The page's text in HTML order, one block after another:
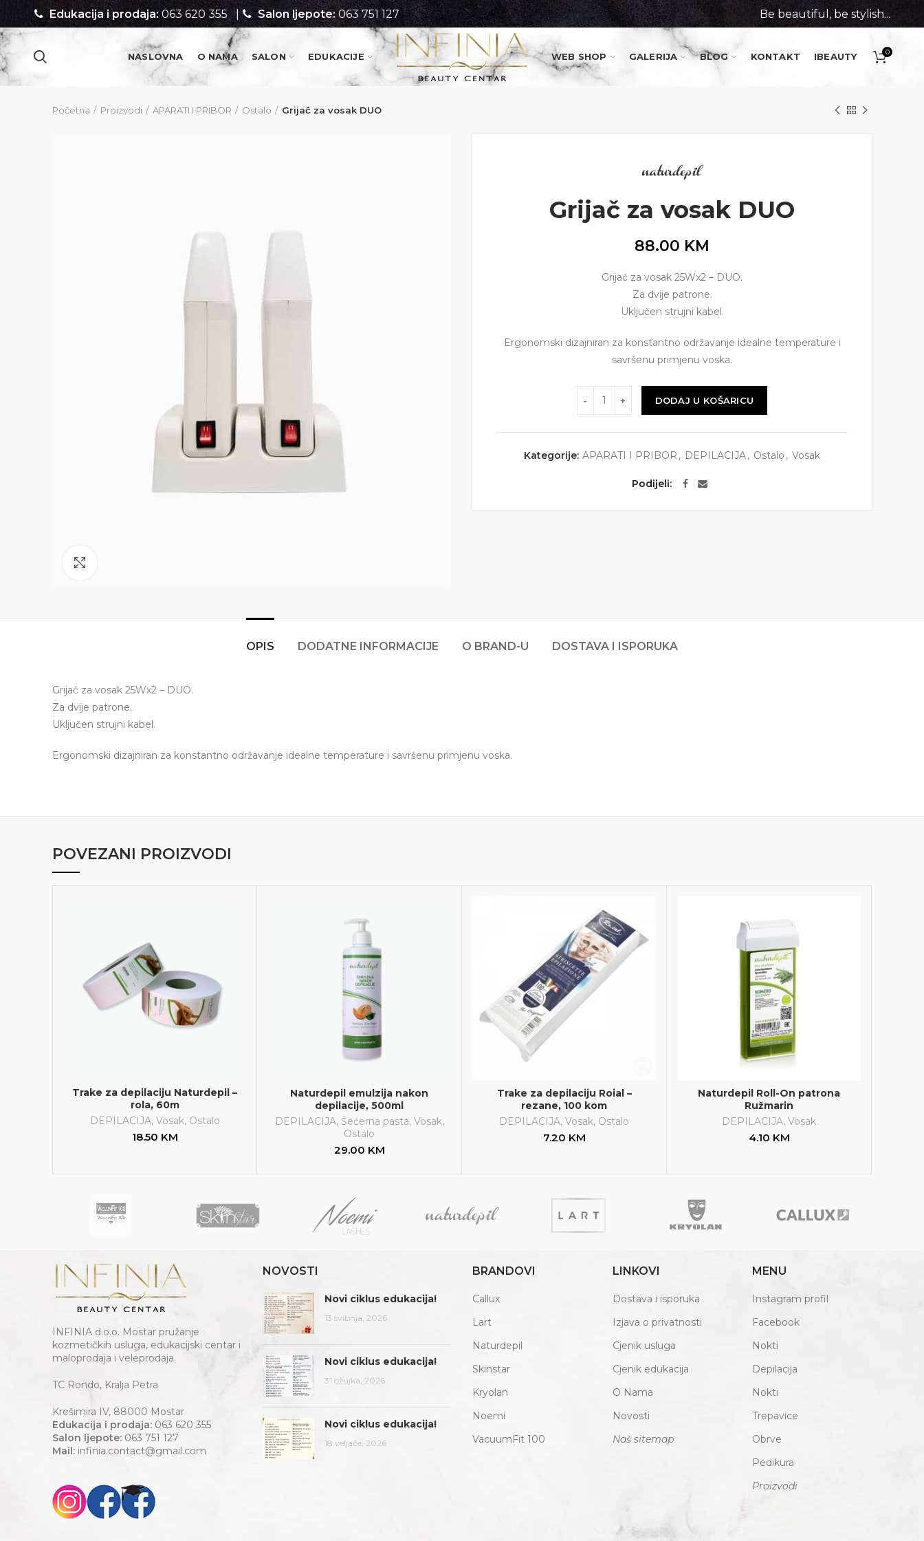
Edukacija i prodaja: 063 620 355 | Salon ljepote: 063 751 127 Be beautiful, be stylish...
NASLOVNA O NAMA SALON EDUKACIJE WEB SHOP GALERIJA BLOG KONTAKT IBEAUTY 0
Početna Proizvodi APARATI I PRIBOR Ostalo Grijač za vosak DUO
Grijač za vosak DUO
88.00 KM
Grijač za vosak 25Wx2 – DUO.
Za dvije patrone.
Uključen strujni kabel.
Ergonomski dizajniran za konstantno održavanje idealne temperature i
savršenu primjenu voska.
DODAJ U KOŠARICU
Kategorije: APARATI I PRIBOR , DEPILACIJA, Ostalo , Vosak
Podijeli
OPIS DODATNE INFORMACIJE O BRAND-U DOSTAVA I ISPORUKA
Grijač za vosak 25Wx2 – DUO.
Za dvije patrone.
Uključen strujni kabel.
Ergonomski dizajniran za konstantno održavanje idealne temperature i savršenu primjenu voska.
POVEZANI PROIZVODI
Trake za depilaciju Naturdepil –
rola, 60m
DEPILACIJA, Vosak, Ostalo
18.50 KM
Naturdepil emulzija nakon
depilacije, 500ml
DEPILACIJA, Šećerna pasta, Vosak,
Ostalo
29.00 KM
Trake za depilaciju Roial –
rezane, 100 kom
DEPILACIJA, Vosak, Ostalo
7.20 KM
Naturdepil Roll-On patrona
Ružmarin
DEPILACIJA, Vosak
4.10 KM
INFINIA d.o.o. Mostar pružanje
kozmetičkih usluga, edukacijski centar i
maloprodaja i veleprodaja.
TC Rondo, Kralja Petra
Krešimira IV, 88000 Mostar
Edukacija i prodaja: 063 620 355
Salon ljepote: 063 751 127
Mail: infinia.contact@gmail.com
NOVOSTI
Novi ciklus edukacija!
13 svibnja, 2026
Novi ciklus edukacija!
31 ožujka, 2026
Novi ciklus edukacija!
18 veljače, 2026
BRANDOVI
Callux
Lart
Naturdepil
Skinstar
Kryolan
Noemi
VacuumFit 100
LINKOVI
Dostava i isporuka
Izjava o privatnosti
Cjenik usluga
Cjenik edukacija
O Nama
Novosti
Naš sitemap
MENU
Instagram profil
Facebook
Nokti
Depilacija
Nokti
Trepavice
Obrve
Pedikura
Proizvodi